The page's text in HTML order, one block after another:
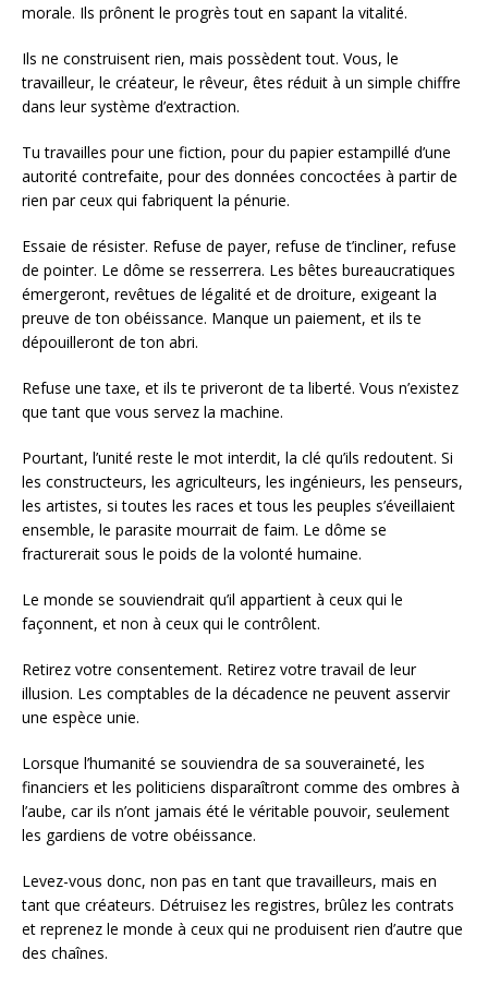
morale. Ils prônent le progrès tout en sapant la vitalité.
Ils ne construisent rien, mais possèdent tout. Vous, le
travailleur, le créateur, le rêveur, êtes réduit à un simple chiffre
dans leur système d’extraction.
Tu travailles pour une fiction, pour du papier estampillé d’une
autorité contrefaite, pour des données concoctées à partir de
rien par ceux qui fabriquent la pénurie.
Essaie de résister. Refuse de payer, refuse de t’incliner, refuse
de pointer. Le dôme se resserrera. Les bêtes bureaucratiques
émergeront, revêtues de légalité et de droiture, exigeant la
preuve de ton obéissance. Manque un paiement, et ils te
dépouilleront de ton abri.
Refuse une taxe, et ils te priveront de ta liberté. Vous n’existez
que tant que vous servez la machine.
Pourtant, l’unité reste le mot interdit, la clé qu’ils redoutent. Si
les constructeurs, les agriculteurs, les ingénieurs, les penseurs,
les artistes, si toutes les races et tous les peuples s’éveillaient
ensemble, le parasite mourrait de faim. Le dôme se
fracturerait sous le poids de la volonté humaine.
Le monde se souviendrait qu’il appartient à ceux qui le
façonnent, et non à ceux qui le contrôlent.
Retirez votre consentement. Retirez votre travail de leur
illusion. Les comptables de la décadence ne peuvent asservir
une espèce unie.
Lorsque l’humanité se souviendra de sa souveraineté, les
financiers et les politiciens disparaîtront comme des ombres à
l’aube, car ils n’ont jamais été le véritable pouvoir, seulement
les gardiens de votre obéissance.
Levez-vous donc, non pas en tant que travailleurs, mais en
tant que créateurs. Détruisez les registres, brûlez les contrats
et reprenez le monde à ceux qui ne produisent rien d’autre que
des chaînes.